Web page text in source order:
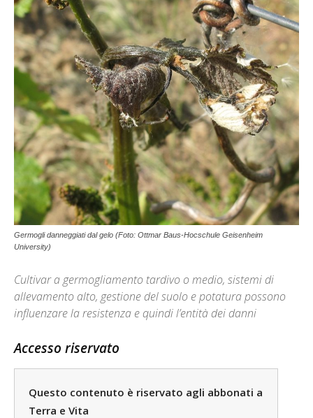
Germogli danneggiati dal gelo (Foto: Ottmar Baus-Hocschule Geisenheim
University)
Cultivar a germogliamento tardivo o medio, sistemi di
allevamento alto, gestione del suolo e potatura possono
influenzare la resistenza e quindi l’entità dei danni
Accesso riservato
Questo contenuto è riservato agli abbonati a
Terra e Vita